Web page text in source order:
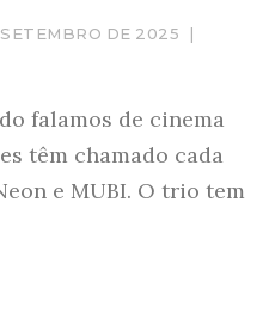
DE 2025
|
falamos de cinema
têm chamado cada
e MUBI. O trio tem